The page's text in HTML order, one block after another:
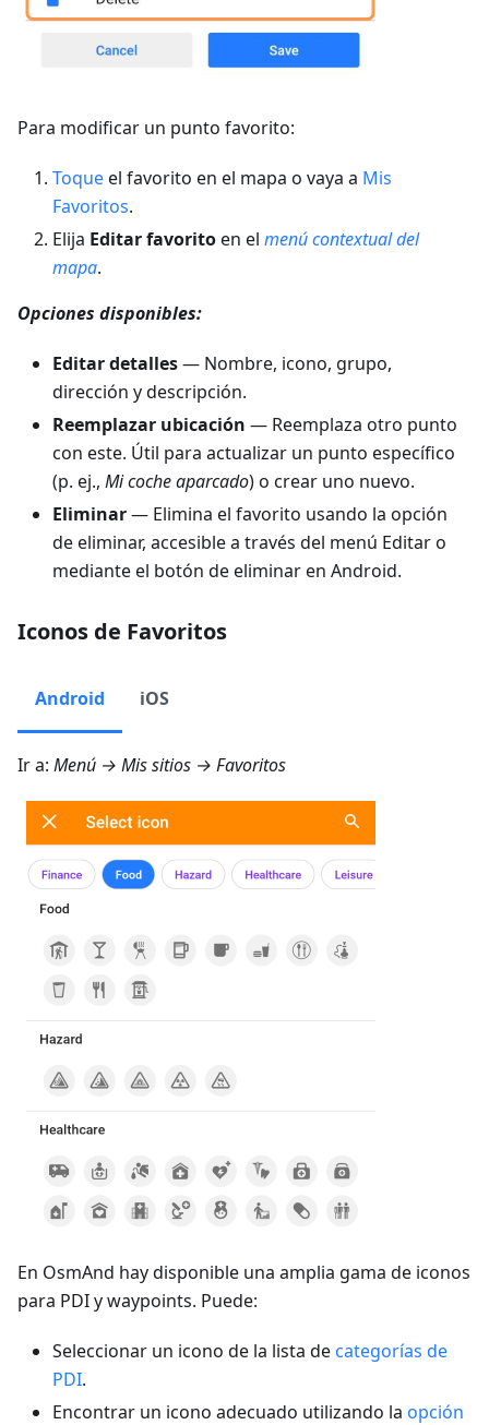
Para modificar un punto favorito:
Toqueel favorito en el mapa o vaya a Mis
Favoritos.
Elija Editar favoritoen el menú contextual del
mapa.
Opciones disponibles:
Editar detalles— Nombre, icono, grupo,
dirección y descripción.
Reemplazar ubicación — Reemplaza otro punto
con este. Útil para actualizar un punto específico
(p. ej., Mi coche aparcado) o crear uno nuevo.
Eliminar— Elimina el favorito usando la opción
de eliminar, accesible a través del menú Editar o
mediante el botón de eliminar en Android.
Iconos de Favoritos
Android iOS
Ir a: Menú → Mis sitios → Favoritos
En OsmAnd hay disponible una amplia gama de iconos
para PDI y waypoints. Puede:
Seleccionar un icono de la lista de categorías de
PDI.
Encontrar un icono adecuado utilizando la opción